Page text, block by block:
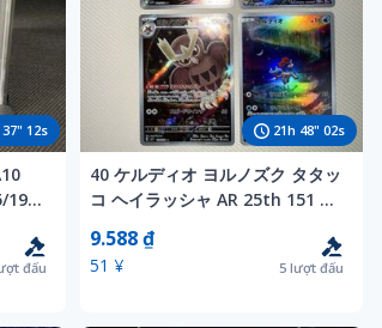
37" 10s
193
カ
đấu
21h 48" 00s
40 ケルディオ ヨルノズク タタッ
コ ヘイラッシャ AR 25th 151 ポ
ケカ ポケモンカード
9.588 ₫
51 ¥ 5lượt đấu